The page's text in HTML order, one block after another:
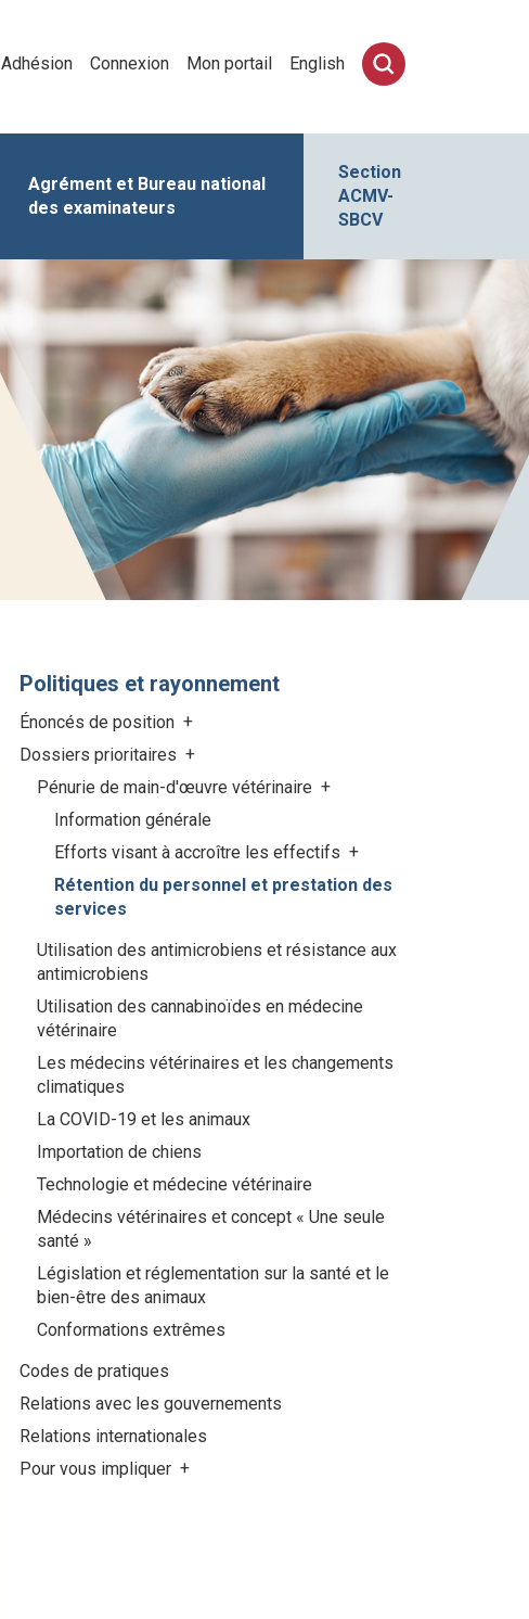
Adhésion Connexion Mon portail English
Agrément et Bureau national
des examinateurs
Section
ACMV-
SBCV
Politiques et rayonnement
Énoncés de position
Dossiers prioritaires
Pénurie de main-d'œuvre vétérinaire
Information générale
Efforts visant à accroître les effectifs
Rétention du personnel et prestation des
services
Utilisation des antimicrobiens et résistance aux
antimicrobiens
Utilisation des cannabinoïdes en médecine
vétérinaire
Les médecins vétérinaires et les changements
climatiques
La COVID-19 et les animaux
Importation de chiens
Technologie et médecine vétérinaire
Médecins vétérinaires et concept « Une seule
santé »
Législation et réglementation sur la santé et le
bien-être des animaux
Conformations extrêmes
Codes de pratiques
Relations avec les gouvernements
Relations internationales
Pour vous impliquer